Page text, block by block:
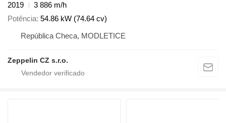
2019
3 886 m/h
Potência 54.86 kW (74.64 cv)
República Checa, MODLETICE
Zeppelin CZ s.r.o.